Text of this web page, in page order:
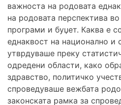
важноста на родовата
на родовата перспектива
програми и буџет. Каква е
еднаквост на национално и
утврдуваше преку
одредени области, како
здравство, политичко
спроведуваше вежбата
законската рамка за